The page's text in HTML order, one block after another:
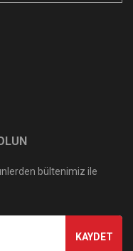
bültenimiz ile
KAYDET